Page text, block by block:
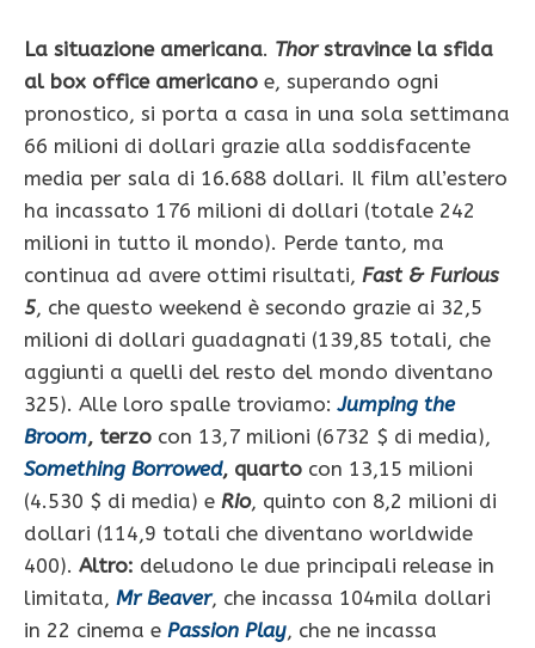
La situazione americana. Thorstravince la sfida
al box office americano e, superando ogni
pronostico, si porta a casa in una sola settimana
66 milioni di dollari grazie alla soddisfacente
media per sala di 16.688 dollari. Il film all’estero
ha incassato 176 milioni di dollari (totale 242
milioni in tutto il mondo). Perde tanto, ma
continua ad avere ottimi risultati, Fast & Furious
5, che questo weekend è secondo grazie ai 32,5
milioni di dollari guadagnati (139,85 totali, che
aggiunti a quelli del resto del mondo diventano
325). Alle loro spalle troviamo: Jumping the
Broom, terzo con 13,7 milioni (6732 $ di media),
Something Borrowed, quarto con 13,15 milioni
(4.530 $ di media) e Rio, quinto con 8,2 milioni di
dollari (114,9 totali che diventano worldwide
400). Altro: deludono le due principali release in
limitata, Mr Beaver, che incassa 104mila dollari
in 22 cinema e Passion Play, che ne incassa